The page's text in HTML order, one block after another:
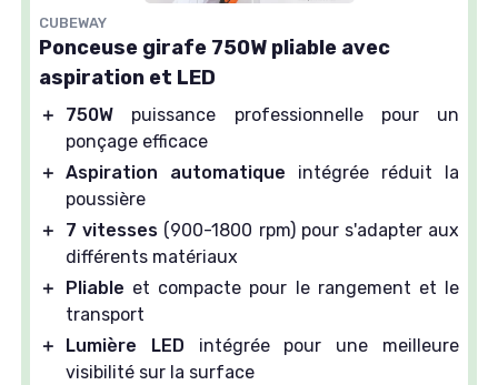
CUBEWAY
Ponceuse girafe 750W pliable avec
aspiration et LED
＋ 750W puissance professionnelle pour un
ponçage efficace
＋ Aspiration automatique intégrée réduit la
poussière
＋
7 vitesses (900-1800 rpm) pour s'adapter aux
différents matériaux
＋
Pliable et compacte pour le rangement et le
transport
＋
Lumière LED intégrée pour une meilleure
visibilité sur la surface